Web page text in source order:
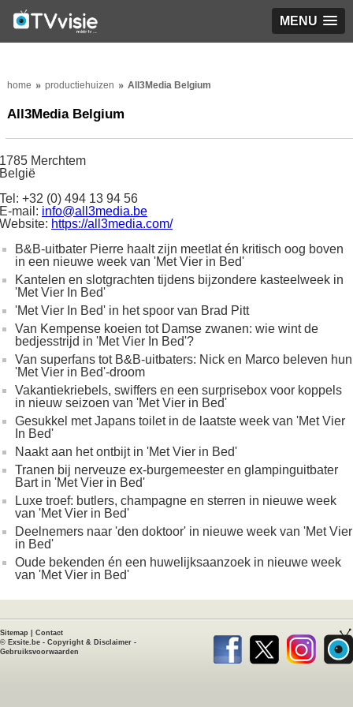
MENU
home productiehuizen All3Media Belgium
All3Media Belgium
1785 Merchtem
België
Tel: +32 (0) 494 13 94 56
E-mail: info@all3media.be
Website: https://all3media.com/
B&B-uitbater Pierre haalt zijn meetlat én kritisch oog boven
in een nieuwe week van 'Met Vier in Bed'
Kantelen en slotgrachten tijdens bijzondere kasteelweek in
'Met Vier In Bed'
'Met Vier In Bed' in het spoor van Brad Pitt
Van Kempense koeien tot Damse zwanen: wie wint de
bedjesstrijd in 'Met Vier In Bed'?
Van superfans tot B&B-uitbaters: Nick en Marco beleven hun
'Met Vier in Bed'-droom
Vakantiekriebels, swiffers en een surprisebox voor koppels
in nieuw seizoen van 'Met Vier in Bed'
Gesukkel met Japans toilet in de laatste week van 'Met Vier
In Bed'
Naakt aan het ontbijt in 'Met Vier in Bed'
Tranen bij nerveuze ex-burgemeester en glampinguitbater
Bart in 'Met Vier in Bed'
Luxe troef: butlers, champagne en sterren in nieuwe week
van 'Met Vier in Bed'
Deelnemers naar 'den doktoor' in nieuwe week van 'Met Vier
in Bed'
Oude bekenden én een huwelijksaanzoek in nieuwe week
van 'Met Vier in Bed'
Sitemap
Contact
© Exsite.be - Copyright & Disclaimer -
Gebruiksvoorwaarden